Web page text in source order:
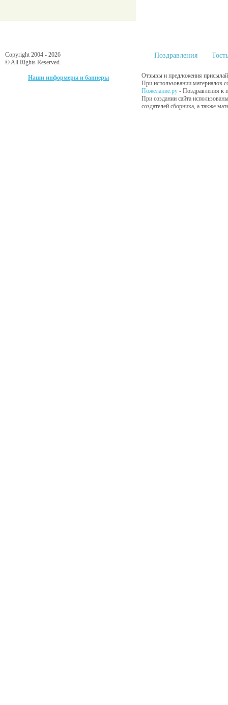
Copyright 2004 - 2026
© All Rights Reserved.
Наши информеры и баннеры
Поздравления
Отзывы и предложения
При использовании материалов
Пожелание.ру - Поздравления к
При создании сайта
создателей сборника, а также